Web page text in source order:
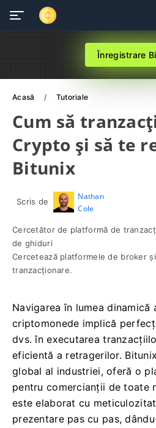
Înregistrare
Acasă Tutoriale
Cum să
Crypto și să te
Bitunix
Scris de
Nathan
Cole
Cercetător de platformă de
de ghiduri
Cercetează platformele de broker
tranzacționare.
Navigarea în lumea
criptomonede implică
dvs. în executarea
eficientă a retragerilor.
global al industriei, oferă o
pentru comercianții de toate
este elaborat cu
prezentare pas cu pas,